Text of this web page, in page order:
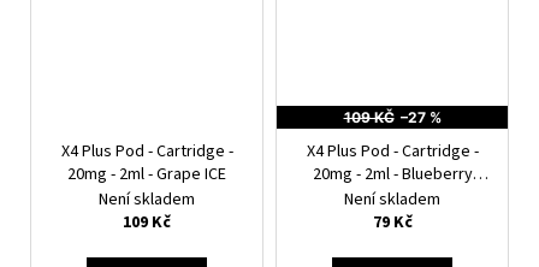
X4 Plus Pod - Cartridge -
20mg - 2ml - Grape ICE
Není skladem
109 Kč
109 KČ –27 %
X4 Plus Pod - Cartridge -
20mg - 2ml - Blueberry
Sour Raspberry
Není skladem
79 Kč